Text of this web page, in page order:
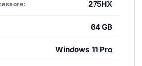
275HX
64 GB
Windows 11 Pro